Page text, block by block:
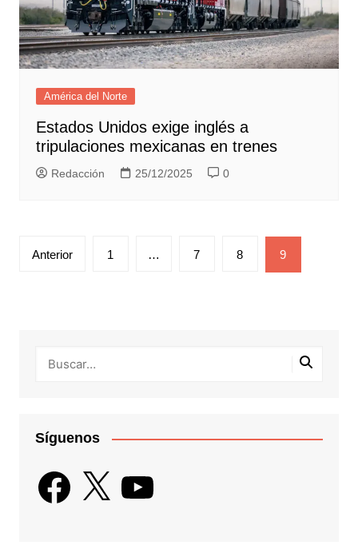
América del Norte
Estados Unidos exige inglés a
tripulaciones mexicanas en trenes
Redacción 25/12/2025 0
Paginación
Anterior 1 … 7 8 9
Síguenos
Facebook
X YouTube